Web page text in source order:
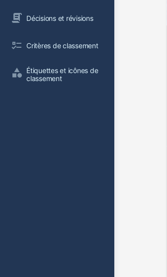
Décisions et révisions
Critères de classement
Étiquettes et icônes de
classement